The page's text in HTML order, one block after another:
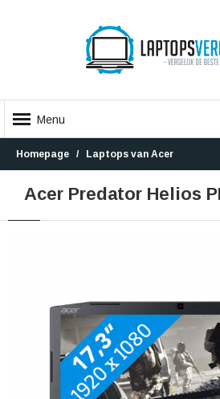
Menu
Homepage Laptops van Acer
Acer Predator Helios